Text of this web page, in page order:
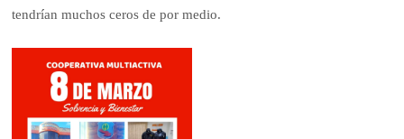
tendrían muchos ceros de por medio.